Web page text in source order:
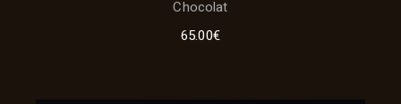
Chocolat
65.00€